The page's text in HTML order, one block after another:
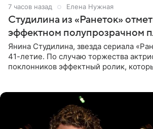
7 часов назад Елена Нужная
Студилина из «Ранеток»
эффектном полупрозрачном
Янина Студилина, звезда сериала
41-летие. По случаю торжества
поклонников эффектный ролик,